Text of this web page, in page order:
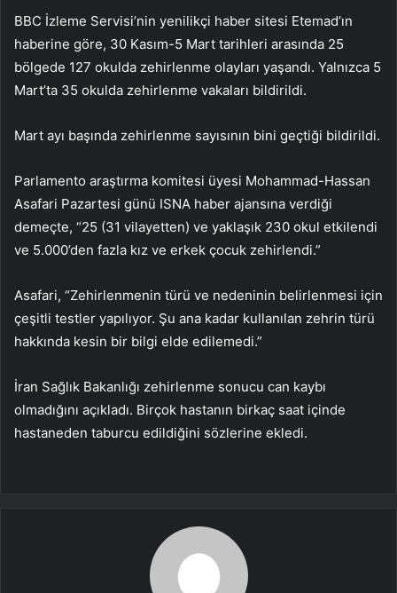
BBC İzleme Servisi’nin yenilikçi haber sitesi Etemad’ın
haberine göre, 30 Kasım-5 Mart tarihleri ​​arasında 25
bölgede 127 okulda zehirlenme olayları yaşandı. Yalnızca 5
Mart’ta 35 okulda zehirlenme vakaları bildirildi.
Mart ayı başında zehirlenme sayısının bini geçtiği bildirildi.
Parlamento araştırma komitesi üyesi Mohammad-Hassan
Asafari Pazartesi günü ISNA haber ajansına verdiği
demeçte, “25 (31 vilayetten) ve yaklaşık 230 okul etkilendi
ve 5.000’den fazla kız ve erkek çocuk zehirlendi.”
Asafari, “Zehirlenmenin türü ve nedeninin belirlenmesi için
çeşitli testler yapılıyor. Şu ana kadar kullanılan zehrin türü
hakkında kesin bir bilgi elde edilemedi.”
İran Sağlık Bakanlığı zehirlenme sonucu can kaybı
olmadığını açıkladı. Birçok hastanın birkaç saat içinde
hastaneden taburcu edildiğini sözlerine ekledi.